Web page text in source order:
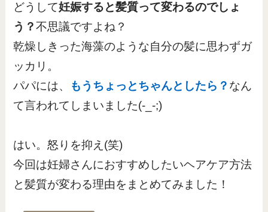
どうして妊娠すると髪質って変わるのでしょ
う？不思議ですよね？
乾燥しきった海藻のような自分の髪に思わずガ
ッカリ。
パパには、
もうちょっとちゃんとしたら？ なん
て言われてしまいました(-_-;)
はい。怒りを抑え(笑)
今回は妊婦さんにおすすめしたいヘアケア方法
と髪質が変わる理由をまとめてみました！